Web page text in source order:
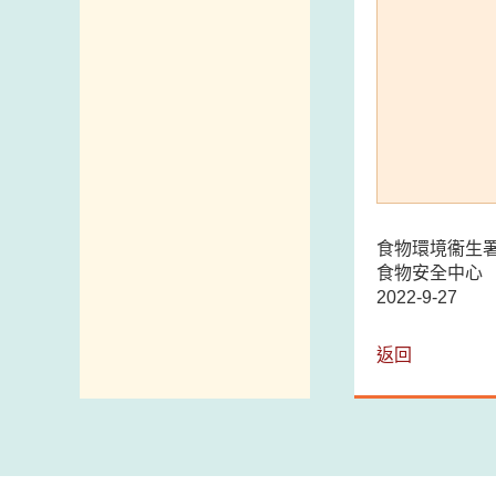
食物環境衞生
食物安全中心
2022-9-27
返回